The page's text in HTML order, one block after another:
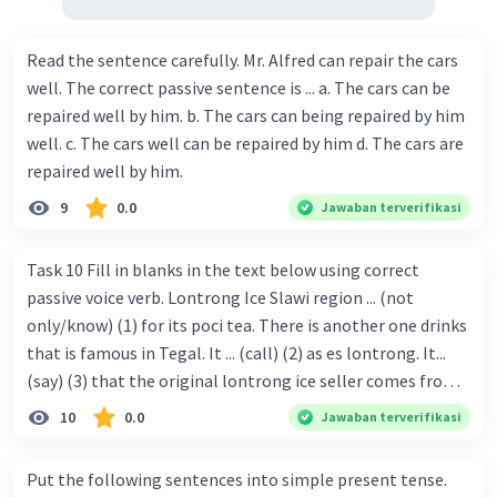
-Reorientation
Reorientation merupakan bagian opsional
dalam teks naratif yang berisi pesan moral,
pembelajaran, atau saran dari cerita/teks
tersebut.
Pada teks tersebut yang merupakan bagian
keempat yaitu :
"I am preparing food for the winter," answered
the Ant, "and I suggest you to do the same."
(“Saya sedang menyiapkan makanan untuk
musim dingin,” jawab Semut, “dan saya
menyarankan Anda melakukan hal yang sama.”)
"Why bother about winter?" asked the
Read the sentence carefully. Mr. Alfred can repair the cars
well. The correct passive sentence is ... a. The cars can be
repaired well by him. b. The cars can being repaired by him
well. c. The cars well can be repaired by him d. The cars are
repaired well by him.
9 0.0 Jawaban terverifikasi
Task 10 Fill in blanks in the text below using correct
passive voice verb. Lontrong Ice Slawi region ... (not
only/know) (1) for its poci tea. There is another one drinks
that is famous in Tegal. It ... (call) (2) as es lontrong. It...
(say) (3) that the original lontrong ice seller comes from
Slawi. Its taste is so delicious and refreshing. A glass of
lontrong ice that ... (add) (4) with shaved ice can relieve you
(flush) (6) with coconut milk and pandan syrup. The reason
10 0.0 Jawaban terverifikasi
Put the following sentences into simple present tense.